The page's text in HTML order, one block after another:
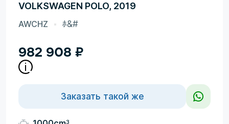
VOLKSWAGEN POLO, 2019
AWCHZ ﾎ&#
982 908 ₽
Заказать такой же
3